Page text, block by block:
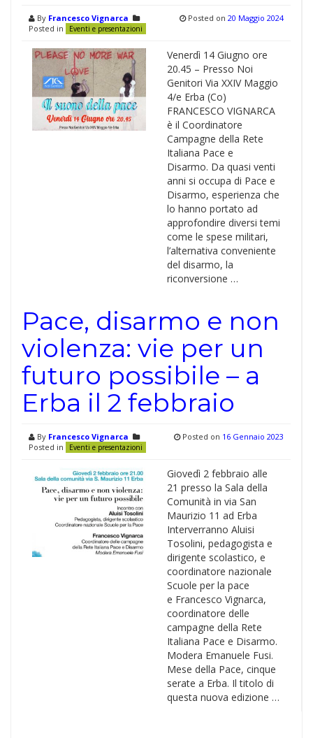
By Francesco Vignarca
Posted in
Eventi e presentazioni
Posted on 20 Maggio 2024
Venerdì 14 Giugno ore
20.45 – Presso Noi
Genitori Via XXIV Maggio
4/e Erba (Co)
FRANCESCO VIGNARCA
è il Coordinatore
Campagne della Rete
Italiana Pace e
Disarmo. Da quasi venti
anni si occupa di Pace e
Disarmo, esperienza che
lo hanno portato ad
approfondire diversi temi
come le spese militari,
l’alternativa conveniente
del disarmo, la
riconversione …
Pace, disarmo e non
violenza: vie per un
futuro possibile – a
Erba il 2 febbraio
By Francesco Vignarca
Posted in
Eventi e presentazioni
Posted on 16 Gennaio 2023
Giovedì 2 febbraio alle
21 presso la Sala della
Comunità in via San
Maurizio 11 ad Erba
Interverranno Aluisi
Tosolini, pedagogista e
dirigente scolastico, e
coordinatore nazionale
Scuole per la pace
e Francesco Vignarca,
coordinatore delle
campagne della Rete
Italiana Pace e Disarmo.
Modera Emanuele Fusi.
Mese della Pace, cinque
serate a Erba. Il titolo di
questa nuova edizione …